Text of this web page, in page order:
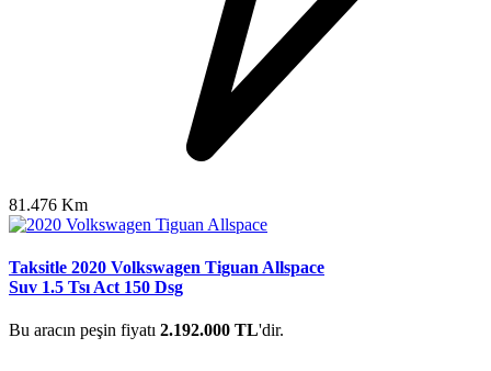
81.476 Km
Taksitle 2020 Volkswagen Tiguan Allspace
Suv 1.5 Tsı Act 150 Dsg
Bu aracın peşin fiyatı 2.192.000 TL'dir.